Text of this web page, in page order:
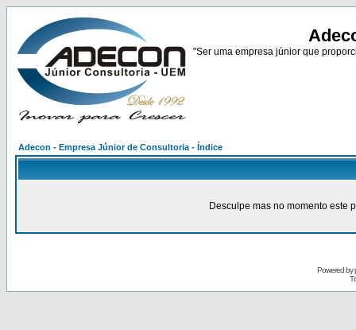
"Ser uma empresa júnior que
Adecon - Empresa Júnior de Consultoria - Índice
Desculpe mas no momento este
Powered by